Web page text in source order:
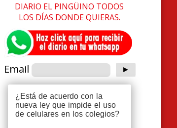
DIARIO EL PINGÜINO TODOS
LOS DÍAS DONDE QUIERAS.
Email